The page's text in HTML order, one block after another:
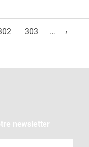
303 … ›
newsletter